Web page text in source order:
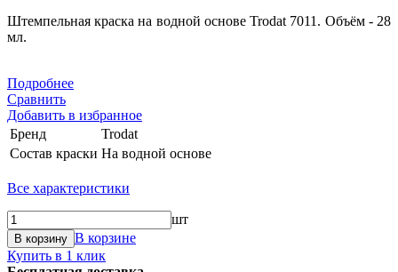
Штемпельная краска на водной основе Trodat 7011. Объём - 28
мл.
Подробнее
Сравнить
Добавить в избранное
Бренд
Trodat
Состав краски На водной основе
Все характеристики
шт
В корзину В корзине
Купить в 1 клик